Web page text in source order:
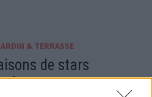
& TERRASSE
de stars
font rêver